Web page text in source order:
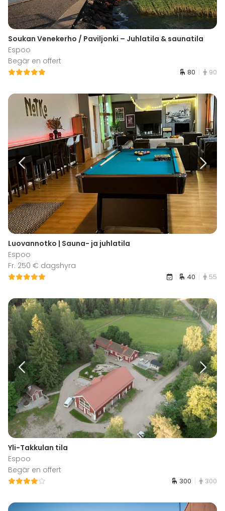
Soukan Venekerho / Paviljonki – Juhlatila & saunatila
Espoo
Begär en offert
80 90
Luovannotko | Sauna- ja juhlatila
Espoo
Fr. 250 € dagshyra
40 55
Yli-Takkulan tila
Espoo
Begär en offert
300 300